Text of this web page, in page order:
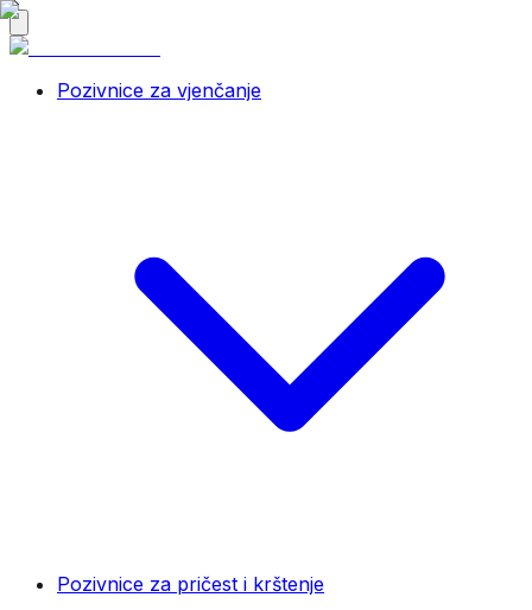
Pozivnice za vjenčanje
Pozivnice za pričest i krštenje